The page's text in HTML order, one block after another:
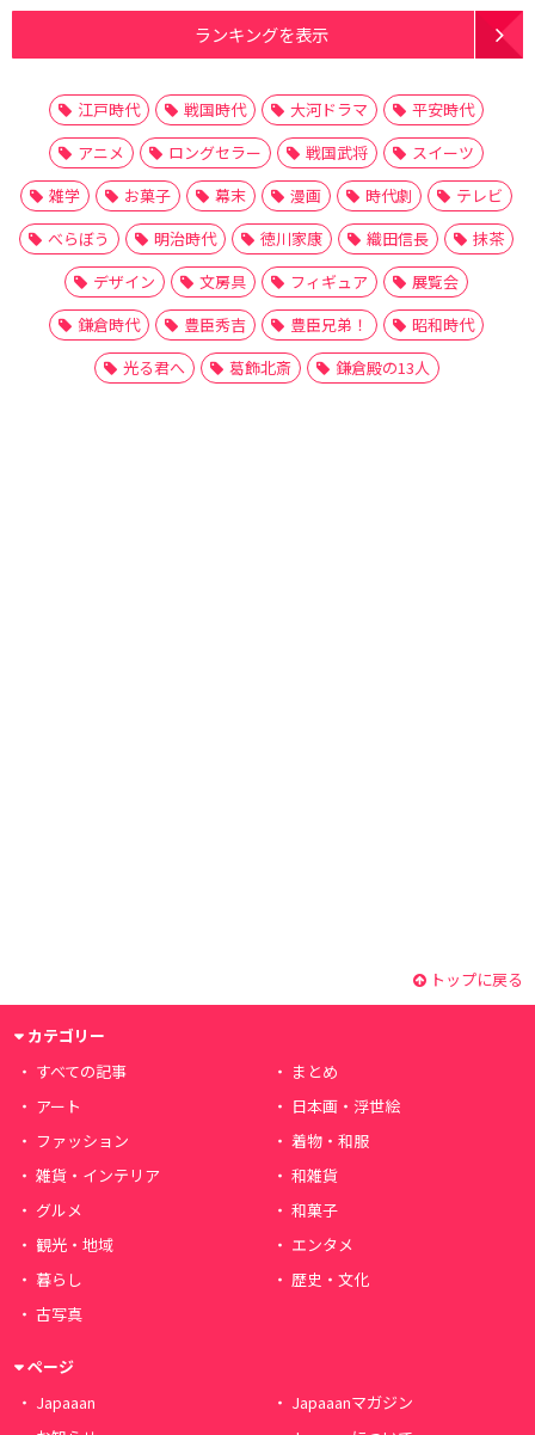
ランキングを表示
江戸時代 戦国時代 大河ドラマ
平安時代
アニメ
ロングセラー 戦国武将
スイーツ
雑学
お菓子 幕末 漫画 時代劇
テレビ
べらぼう
明治時代 徳川家康 織田信長
抹茶
デザイン
文房具 フィギュア
展覧会
鎌倉時代
豊臣秀吉 豊臣兄弟！
昭和時代
光る君へ
葛飾北斎 鎌倉殿の13人
トップに戻る
カテゴリー
すべての記事
まとめ
アート
日本画・浮世絵
ファッション
着物・和服
雑貨・インテリア
和雑貨
グルメ
和菓子
観光・地域
エンタメ
暮らし
歴史・文化
古写真
ページ
Japaaan
Japaaanマガジン